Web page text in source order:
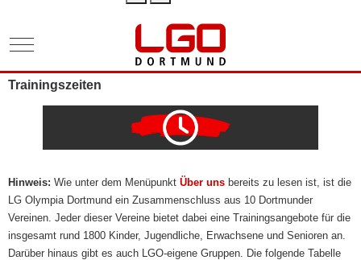
Mobile Menu Toggle
Trainingszeiten
Hinweis: Wie unter dem Menüpunkt Über uns bereits zu lesen ist, ist die
LG Olympia Dortmund ein Zusammenschluss aus 10 Dortmunder
Vereinen. Jeder dieser Vereine bietet dabei eine Trainingsangebote für die
insgesamt rund 1800 Kinder, Jugendliche, Erwachsene und Senioren an.
Darüber hinaus gibt es auch LGO-eigene Gruppen. Die folgende Tabelle